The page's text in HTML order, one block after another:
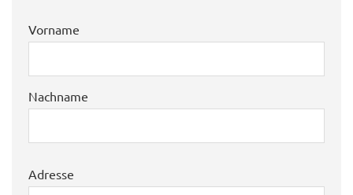
Vorname
Nachname
Adresse